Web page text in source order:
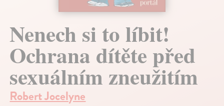
Nenech si to líbit!
Ochrana dítěte před
sexuálním zneužitím
Robert Jocelyne